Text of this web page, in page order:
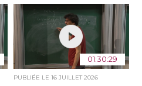
01:30:29
PUBLIÉE LE 16 JUILLET 2026